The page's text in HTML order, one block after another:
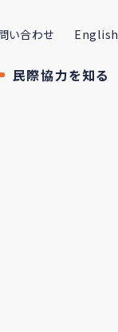
い合わせ English
民際協力を知る